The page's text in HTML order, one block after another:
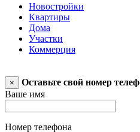
Новостройки
Квартиры
Дома
Участки
Коммерция
×
Оставьте свой номер
Ваше имя
Номер телефона